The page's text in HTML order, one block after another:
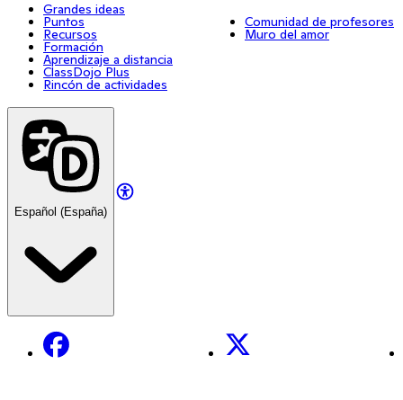
Grandes ideas
Puntos
Recursos
Formación
Aprendizaje a distancia
ClassDojo Plus
Rincón de actividades
Comunidad de profesores
Muro del amor
Español (España)
Facebook X